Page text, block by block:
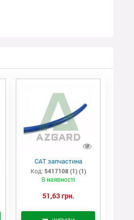
САТ запчастина
Код: 5417108 (1) (1)
В наявності
51,63 грн.